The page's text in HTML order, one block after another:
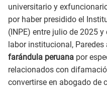
universitario y
por haber presidido el
(INPE) entre julio de 2025
labor institucional,
farándula peruana por
relacionados con
convertirse en abogado de